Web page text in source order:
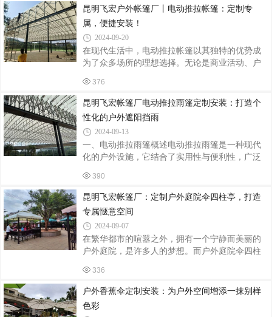
遮阳篷的性能和安全性，定制安装过程至关重
要。本文将详细介绍户外伸缩遮阳篷的定制安装
步骤，帮助您打造一个理想的户外遮阳环境。
一、了解需求与选择材质明确需求：遮阳面积：
测量需要遮阳的户外区域，确保遮阳篷的尺寸合
适。使用环境：考虑遮阳篷将用于家庭后院、露
台、咖啡馆露台还是其他商业场所，不同的环境
昆明飞宏户外帐篷厂丨电动推拉帐篷：定制专
属，便捷安装！
2024-09-20
在现代生活中，电动推拉帐篷以其独特的优势成
为了众多场所的理想选择。无论是商业活动、户
色的遮阳、防雨和空间扩展功能。一、生产：精
湛工艺，品质保证电动推拉帐篷的生产过程严格
遵循高标准的质量控制体系。从选材开始，就注
重品质与耐用性。高强度的铝合金框架，具有耐
腐蚀、抗风能力强的特点，确保帐篷在各种恶劣
环境下都能稳定使用。篷布则采用优质的防水、
防晒材料，经过特殊处理，不仅能有效阻挡紫外
线和雨水，还具有良好的透气性，为你提供舒适
376
昆明飞宏帐篷厂电动推拉雨篷定制安装：打造个
性化的户外遮阳挡雨
2024-09-13
一、电动推拉雨篷概述电动推拉雨篷是一种现代
化的户外设施，它结合了实用性与便利性，广泛
与传统雨篷相比，电动推拉雨篷具有操作便捷
（通过电动装置实现推拉功能）、可定制化程度
高（能根据不同需求定制尺寸、形状、颜色和材
质等）、空间利用灵活（可根据需要随时调整推
拉位置）等优点。二、定制要素尺寸定制根据安
装场地的实际大小确定雨篷的长、宽、高。例
如，在商业步行街的店铺门口安装电动推拉雨篷
时，要考虑店铺的门面宽度、街道的通行空间以
390
昆明飞宏帐篷厂：定制户外庭院伞四柱亭，打造
专属惬意空间
2024-09-07
在繁华都市的喧嚣之外，拥有一个宁静而美丽的
户外庭院，是许多人的梦想。而户外庭院伞四柱
色彩。一、定制的魅力户外庭院伞四柱亭可以根
据个人的喜好和庭院的风格进行定制。无论是现
代简约风、欧式古典风还是田园乡村风，都能找
到与之相匹配的设计。定制过程中，可以选择不
336
户外香蕉伞定制安装：为户外空间增添一抹别样
色彩